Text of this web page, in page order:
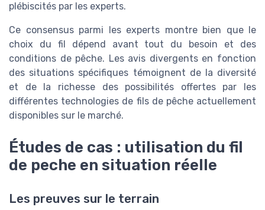
plébiscités par les experts.
Ce consensus parmi les experts montre bien que le
choix du fil dépend avant tout du besoin et des
conditions de pêche. Les avis divergents en fonction
des situations spécifiques témoignent de la diversité
et de la richesse des possibilités offertes par les
différentes technologies de fils de pêche actuellement
disponibles sur le marché.
Études de cas : utilisation du fil
de peche en situation réelle
Les preuves sur le terrain